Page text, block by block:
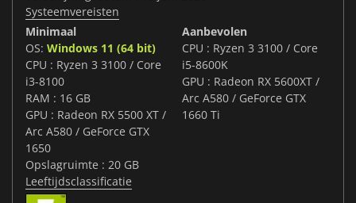
Systeemvereisten
Minimaal
OS: Windows 11 (64 bit)
CPU : Ryzen 3 3100 / Core
i3-8100
RAM : 16 GB
GPU : Radeon RX 5500 XT /
Arc A580 / GeForce GTX
1650
Opslagruimte : 20 GB
Aanbevolen
CPU : Ryzen 3 3100 / Core
i5-8600K
GPU : Radeon RX 5600XT /
Arc A580 / GeForce GTX
1660 Ti
Leeftijdsclassificatie